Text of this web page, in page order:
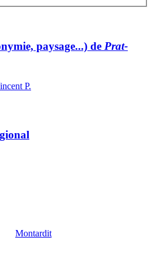
paysage...) de Prat-
P.
Montardit